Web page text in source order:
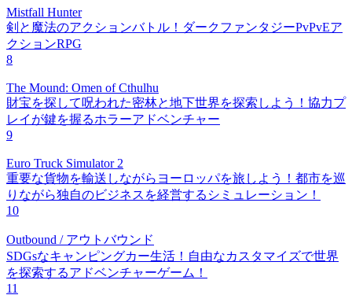
Mistfall Hunter
剣と魔法のアクションバトル！ダークファンタジーPvPvEア
クションRPG
8
The Mound: Omen of Cthulhu
財宝を探して呪われた密林と地下世界を探索しよう！協力プ
レイが鍵を握るホラーアドベンチャー
9
Euro Truck Simulator 2
重要な貨物を輸送しながらヨーロッパを旅しよう！都市を巡
りながら独自のビジネスを経営するシミュレーション！
10
Outbound / アウトバウンド
SDGsなキャンピングカー生活！自由なカスタマイズで世界
を探索するアドベンチャーゲーム！
11